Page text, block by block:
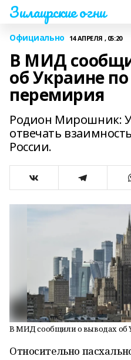
Зилаирские огни
Официально 14 АПРЕЛЯ , 05:20
В МИД
об Украине
перемирия
Родион Мирошник:
отвечать
России.
В МИД сообщили о выводах об
Относительно